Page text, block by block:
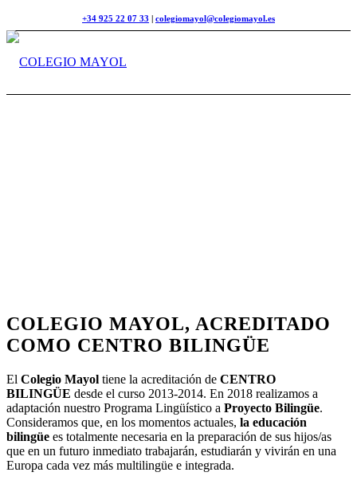
+34 925 22 07 33 | colegiomayol@colegiomayol.es
COLEGIO MAYOL, ACREDITADO
COMO CENTRO BILINGÜE
El Colegio Mayol tiene la acreditación de CENTRO
BILINGÜE desde el curso 2013-2014. En 2018 realizamos a
adaptación nuestro Programa Lingüístico a Proyecto Bilingüe.
Consideramos que, en los momentos actuales, la educación
bilingüe es totalmente necesaria en la preparación de sus hijos/as
que en un futuro inmediato trabajarán, estudiarán y vivirán en una
Europa cada vez más multilingüe e integrada.